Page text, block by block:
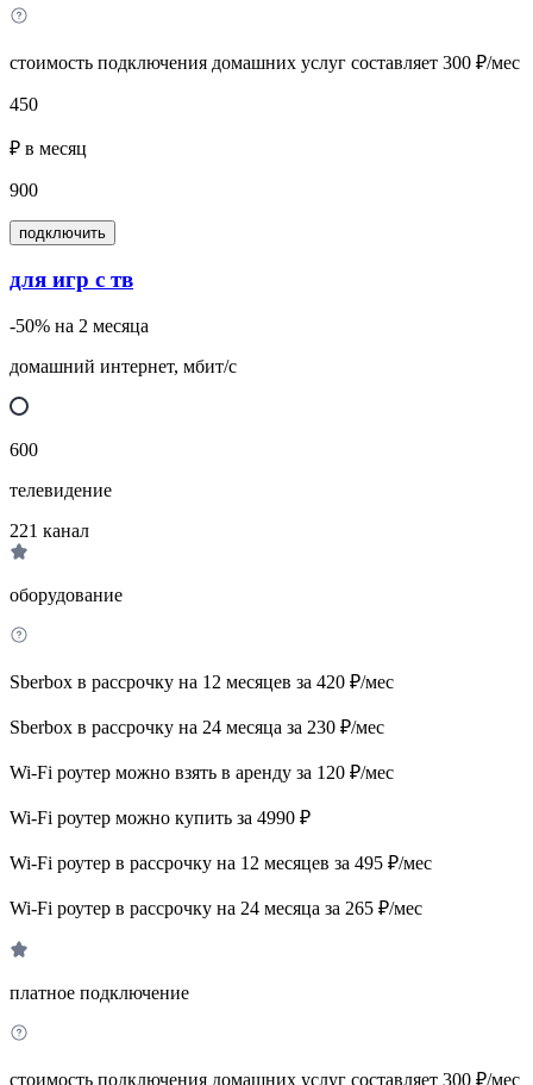
стоимость подключения домашних услуг составляет 300 ₽/мес
450
₽ в месяц
900
подключить
для игр с тв
-50% на 2 месяца
домашний интернет, мбит/с
600
телевидение
221 канал
оборудование
Sberbox в рассрочку на 12 месяцев за 420 ₽/мес
Sberbox в рассрочку на 24 месяца за 230 ₽/мес
Wi-Fi роутер можно взять в аренду за 120 ₽/мес
Wi-Fi роутер можно купить за 4990 ₽
Wi-Fi роутер в рассрочку на 12 месяцев за 495 ₽/мес
Wi-Fi роутер в рассрочку на 24 месяца за 265 ₽/мес
платное подключение
стоимость подключения домашних услуг составляет 300 ₽/мес